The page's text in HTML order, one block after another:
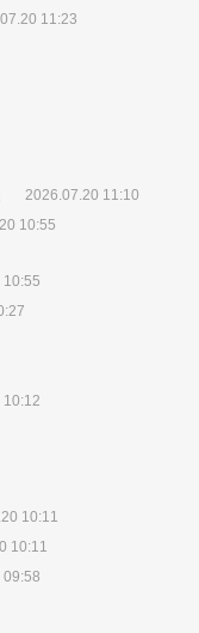
11:23
2026.07.20 11:10
10:55
10:11
10:11